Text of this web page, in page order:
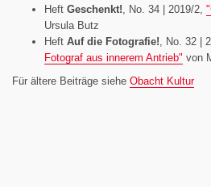
Heft Geschenkt! , No. 34 | 2019/2,
Ursula Butz
Heft Auf die Fotografie! , No. 32 |
Fotograf aus innerem Antrieb" von
Für ältere Beiträge siehe Obacht Kultur